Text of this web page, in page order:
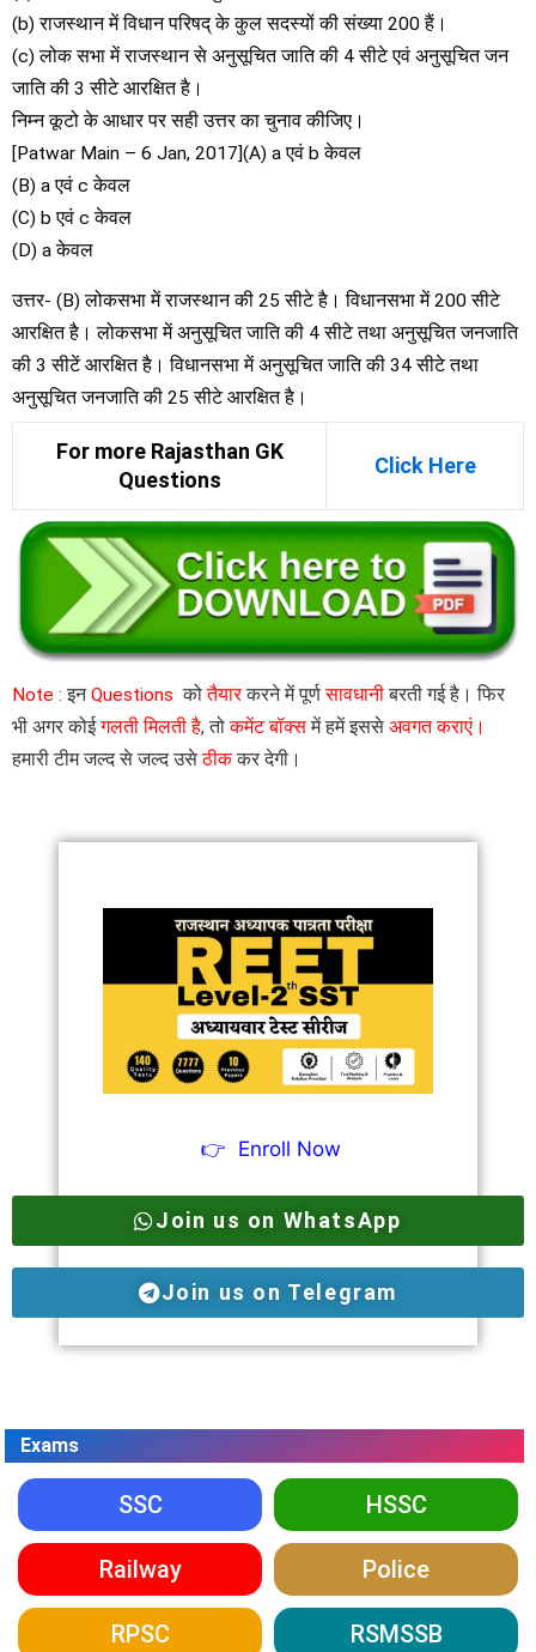
(b) राजस्थान में विधान परिषद् के कुल सदस्यों की संख्या 200 हैं।
(c) लोक सभा में राजस्थान से अनुसूचित जाति की 4 सीटे एवं अनुसूचित जन
जाति की 3 सीटे आरक्षित है।
निम्न कूटो के आधार पर सही उत्तर का चुनाव कीजिए।
[Patwar Main – 6 Jan, 2017](A) a एवं b केवल
(B) a एवं c केवल
(C) b एवं c केवल
(D) a केवल
उत्तर- (B) लोकसभा में राजस्थान की 25 सीटे है। विधानसभा में 200 सीटे
आरक्षित है। लोकसभा में अनुसूचित जाति की 4 सीटे तथा अनुसूचित जनजाति
की 3 सीटें आरक्षित है। विधानसभा में अनुसूचित जाति की 34 सीटे तथा
अनुसूचित जनजाति की 25 सीटे आरक्षित है।
For more Rajasthan GK
Questions
Click Here
Note : इनQuestions कोतैयारकरने में पूर्णसावधानीबरती गई है। फिर
भी अगर कोईगलती मिलती है, तोकमेंट बॉक्समें हमें इससे अवगत कराएं।
हमारी टीम जल्द से जल्द उसेठीककर देगी।
👉 Enroll Now
Join us on WhatsApp
Join us on Telegram
Exams
SSC HSSC
Railway Police
RPSC RSMSSB